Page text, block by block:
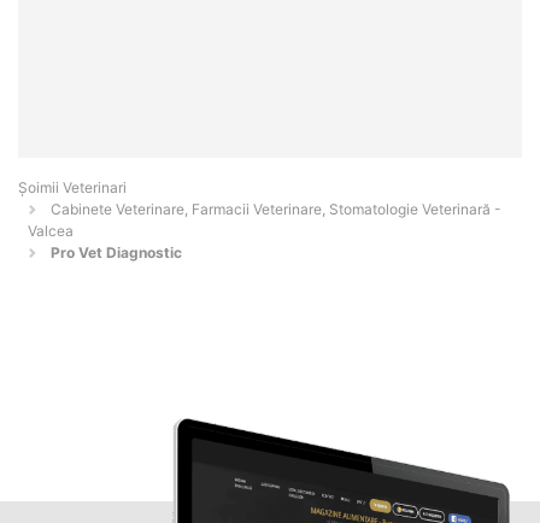
Șoimii Veterinari
Cabinete Veterinare, Farmacii Veterinare, Stomatologie Veterinară -
Valcea
Pro Vet Diagnostic